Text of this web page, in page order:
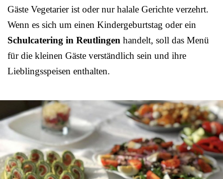
Gäste Vegetarier ist oder nur halale Gerichte verzehrt.
Wenn es sich um einen Kindergeburtstag oder ein
Schulcatering in Reutlingen handelt, soll das Menü
für die kleinen Gäste verständlich sein und ihre
Lieblingsspeisen enthalten.